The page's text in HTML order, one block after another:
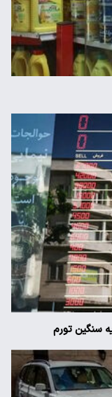
سنگین تورم